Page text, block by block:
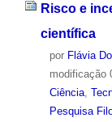
Risco e
científica
por Flávia
modificação
Ciência,
Pesquisa